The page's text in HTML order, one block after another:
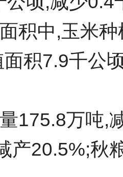
积中,玉米
积7.9千公
175.8万吨,
产20.5%;秋